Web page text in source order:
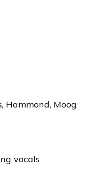
Hammond, Moog
vocals